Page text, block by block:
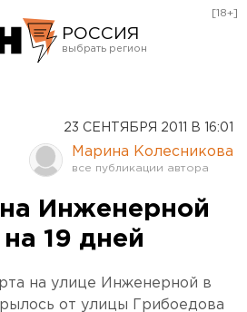
РОССИЯ
Оренбург
[18+]
23 СЕНТЯБРЯ 2011 В 16:01
Марина Колесникова
Инженерной
19 дней
на улице Инженерной в
от улицы Грибоедова